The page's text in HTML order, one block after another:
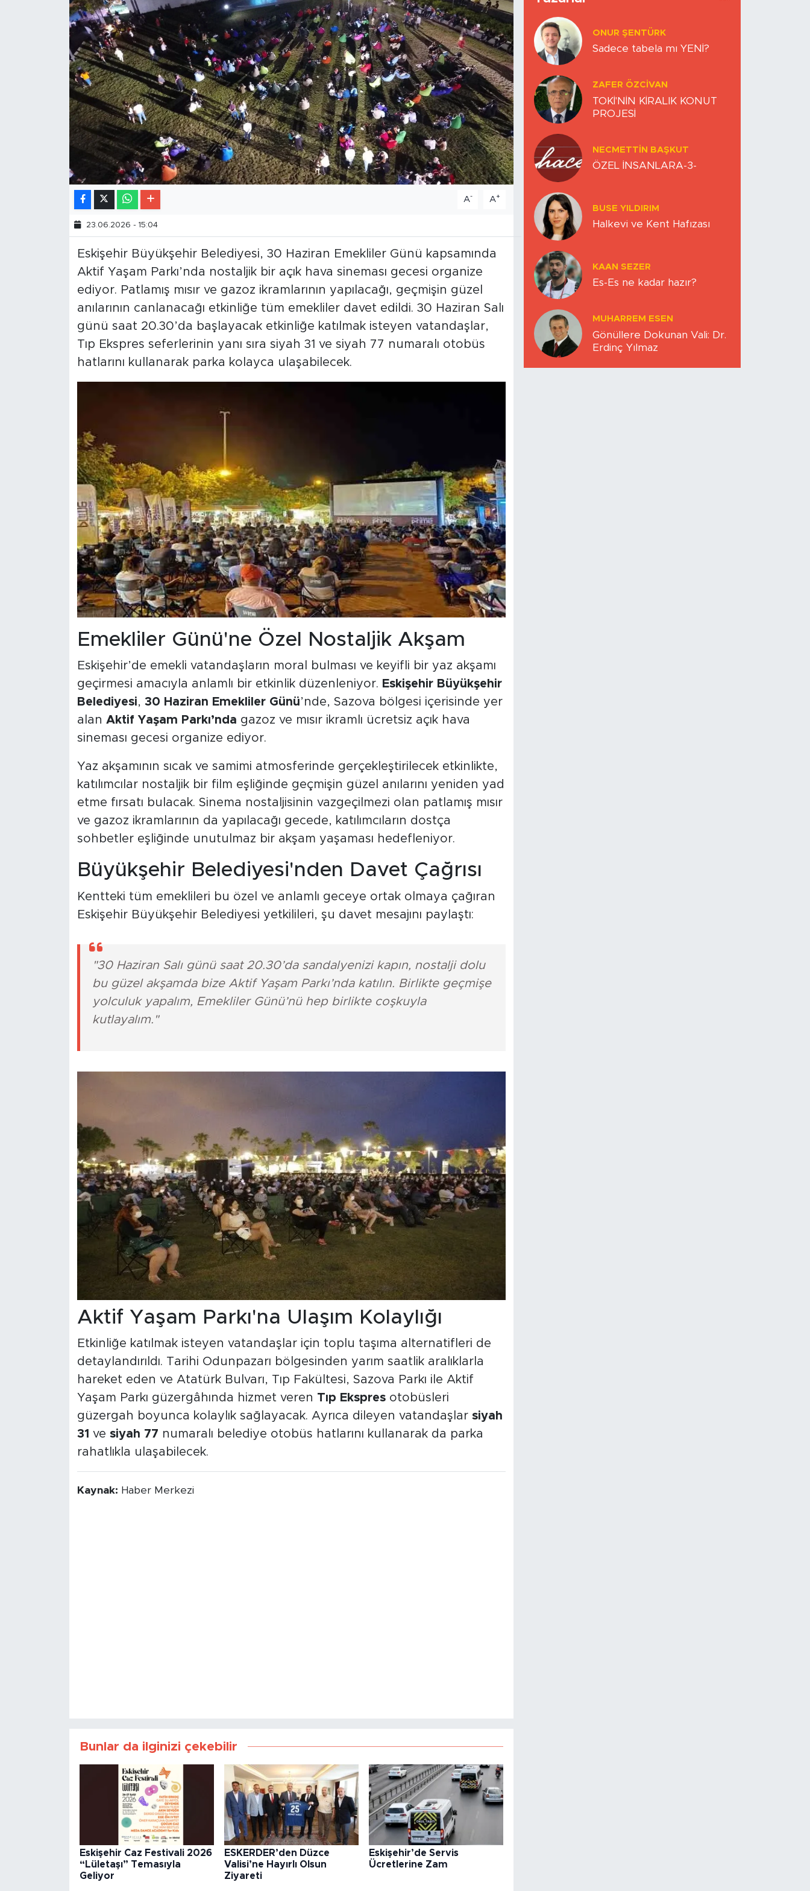
A- A+
23.06.2026 - 15:04
Eskişehir Büyükşehir Belediyesi, 30 Haziran Emekliler Günü kapsamında
Aktif Yaşam Parkı’nda nostaljik bir açık hava sineması gecesi organize
ediyor. Patlamış mısır ve gazoz ikramlarının yapılacağı, geçmişin güzel
anılarının canlanacağı etkinliğe tüm emekliler davet edildi. 30 Haziran Salı
günü saat 20.30’da başlayacak etkinliğe katılmak isteyen vatandaşlar,
Tıp Ekspres seferlerinin yanı sıra siyah 31 ve siyah 77 numaralı otobüs
hatlarını kullanarak parka kolayca ulaşabilecek.
Emekliler Günü'ne Özel Nostaljik Akşam
Eskişehir’de emekli vatandaşların moral bulması ve keyifli bir yaz akşamı
geçirmesi amacıyla anlamlı bir etkinlik düzenleniyor. Eskişehir Büyükşehir
Belediyesi, 30 Haziran Emekliler Günü’nde, Sazova bölgesi içerisinde yer
alan Aktif Yaşam Parkı’nda gazoz ve mısır ikramlı ücretsiz açık hava
sineması gecesi organize ediyor.
Yaz akşamının sıcak ve samimi atmosferinde gerçekleştirilecek etkinlikte,
katılımcılar nostaljik bir film eşliğinde geçmişin güzel anılarını yeniden yad
etme fırsatı bulacak. Sinema nostaljisinin vazgeçilmezi olan patlamış mısır
ve gazoz ikramlarının da yapılacağı gecede, katılımcıların dostça
sohbetler eşliğinde unutulmaz bir akşam yaşaması hedefleniyor.
Büyükşehir Belediyesi'nden Davet Çağrısı
Kentteki tüm emeklileri bu özel ve anlamlı geceye ortak olmaya çağıran
Eskişehir Büyükşehir Belediyesi yetkilileri, şu davet mesajını paylaştı:
"30 Haziran Salı günü saat 20.30’da sandalyenizi kapın, nostalji dolu
bu güzel akşamda bize Aktif Yaşam Parkı’nda katılın. Birlikte geçmişe
yolculuk yapalım, Emekliler Günü’nü hep birlikte coşkuyla
kutlayalım."
Aktif Yaşam Parkı'na Ulaşım Kolaylığı
Etkinliğe katılmak isteyen vatandaşlar için toplu taşıma alternatifleri de
detaylandırıldı. Tarihi Odunpazarı bölgesinden yarım saatlik aralıklarla
hareket eden ve Atatürk Bulvarı, Tıp Fakültesi, Sazova Parkı ile Aktif
Yaşam Parkı güzergâhında hizmet veren Tıp Ekspresotobüsleri
güzergah boyunca kolaylık sağlayacak. Ayrıca dileyen vatandaşlar siyah
31 ve siyah 77 numaralı belediye otobüs hatlarını kullanarak da parka
rahatlıkla ulaşabilecek.
Kaynak: Haber Merkezi
Bunlar da ilginizi çekebilir
Eskişehir Caz Festivali 2026
“Lületaşı” Temasıyla
Geliyor
ESKERDER’den Düzce
Valisi’ne Hayırlı Olsun
Ziyareti
Eskişehir’de Servis
Ücretlerine Zam
ONUR ŞENTÜRK
Sadece tabela mı YENİ?
ZAFER ÖZCIVAN
TOKİ'NİN KİRALIK KONUT
PROJESİ
NECMETTIN BAŞKUT
ÖZEL İNSANLARA-3-
BUSE YILDIRIM
Halkevi ve Kent Hafızası
KAAN SEZER
Es-Es ne kadar hazır?
MUHARREM ESEN
Gönüllere Dokunan Vali: Dr.
Erdinç Yılmaz